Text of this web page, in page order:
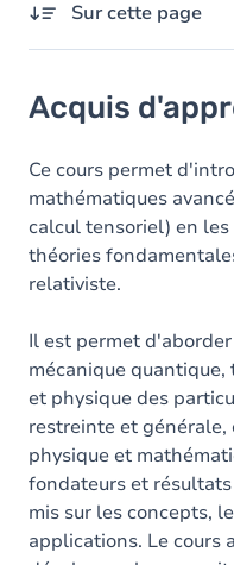
Sur cette page
Contenu
Table des matières
Acquis
Ce cours permet
mathématiques
calcul tensoriel) en
théories
relativiste.
Il est permet
mécanique
et physique des
restreinte et
physique et
fondateurs et
mis sur les concepts,
applications. Le cours